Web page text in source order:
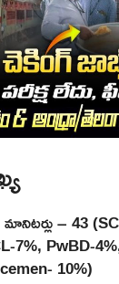
– 43
7%, PwBD-
10%)